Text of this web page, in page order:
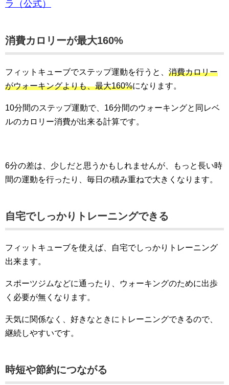
ラ（公式）
消費カロリーが最大160%
フィットキューブでステップ運動を行うと、 消費カロリー
がウォーキングよりも、最大160%になります。
10分間のステップ運動で、16分間のウォーキングと同レベ
ルのカロリー消費が出来る計算です。
6分の差は、少しだと思うかもしれませんが、もっと長い時
間の運動を行ったり、毎日の積み重ねで大きくなります。
自宅でしっかりトレーニングできる
フィットキューブを使えば、自宅でしっかりトレーニング
出来ます。
スポーツジムなどに通ったり、ウォーキングのために出歩
く必要が無くなります。
天気に関係なく、好きなときにトレーニングできるので、
継続しやすいです。
時短や節約につながる